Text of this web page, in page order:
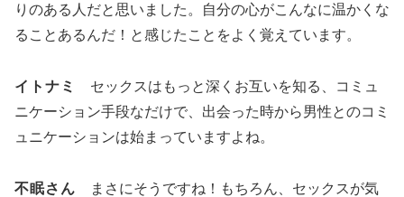
りのある人だと思いました。自分の心がこんなに温かくな
ることあるんだ！と感じたことをよく覚えています。
イトナミ
セックスはもっと深くお互いを知る、コミュ
ニケーション手段なだけで、出会った時から男性とのコミ
ュニケーションは始まっていますよね。
不眠さん まさにそうですね！もちろん、セックスが気